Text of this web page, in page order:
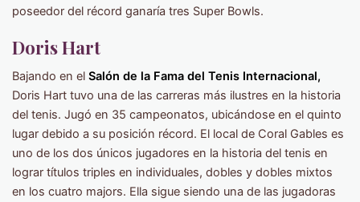
poseedor del récord ganaría tres Super Bowls.
Doris Hart
Bajando en el Salón de la Fama del Tenis Internacional,
Doris Hart tuvo una de las carreras más ilustres en la historia
del tenis. Jugó en 35 campeonatos, ubicándose en el quinto
lugar debido a su posición récord. El local de Coral Gables es
uno de los dos únicos jugadores en la historia del tenis en
lograr títulos triples en individuales, dobles y dobles mixtos
en los cuatro majors. Ella sigue siendo una de las jugadoras